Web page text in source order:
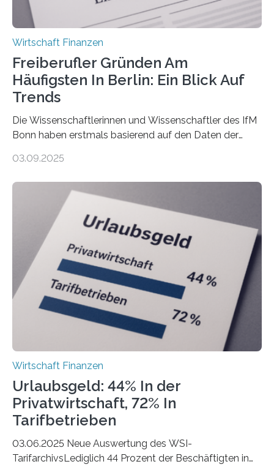
Wirtschaft Finanzen
Freiberufler Gründen Am
Häufigsten In Berlin: Ein Blick Auf
Trends
Die Wissenschaftlerinnen und Wissenschaftler des IfM
Bonn haben erstmals basierend auf den Daten der
Landkreise mit den meisten Gründungen von
ist demnach Berlin. Betrachtet man nur die Gründungen
der Freiberuflerinnen, so liegt Leipzig an der Spitze. In
Berlin starteten in 2024 die meisten Personen in eine
eigene freiberufliche Existenz, dahinter folgten die
Städte Hamburg, München und Köln. Betrachtet man
hingegen die Existenzgründungsintensität – die Anzahl
der freiberuflichen Gründungen je…
03.09.2025
Wirtschaft Finanzen
Urlaubsgeld: 44% In der
Privatwirtschaft, 72% In
Tarifbetrieben
03.06.2025 Neue Auswertung des WSI-
TarifarchivsLediglich 44 Prozent der Beschäftigten in